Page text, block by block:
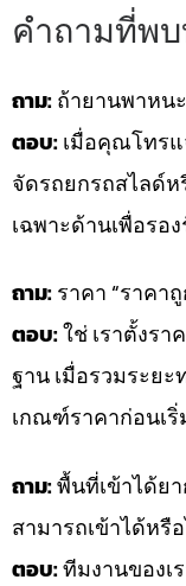
คำถามที่พ
ถาม:ถ้ายานพาหน
ตอบ:เมื่อคุณโทรแ
จัดรถยกรถสไลด์
เฉพาะด้านเพื่อรอ
ถาม:ราคา “ราคา
ตอบ:ใช่ เราตั้งร
ฐาน เมื่อรวมระย
เกณฑ์ราคาก่อนเริ่
ถาม:พื้นที่เข้าได้ย
สามารถเข้าได้หรื
ตอบ:ทีมงานของเ